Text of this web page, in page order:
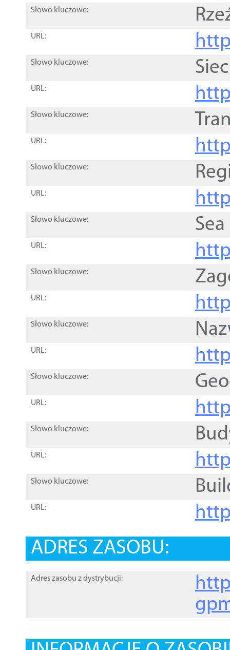
Słowo kluczowe:
URL:
Słowo kluczowe:
URL:
Słowo kluczowe:
URL:
Słowo kluczowe:
URL:
Słowo kluczowe:
URL:
Słowo kluczowe:
URL:
Słowo kluczowe:
URL:
Słowo kluczowe:
URL:
Słowo kluczowe:
URL:
Słowo kluczowe:
URL:
ADRES ZASOBU:
Adres zasobu z dystrybucji: